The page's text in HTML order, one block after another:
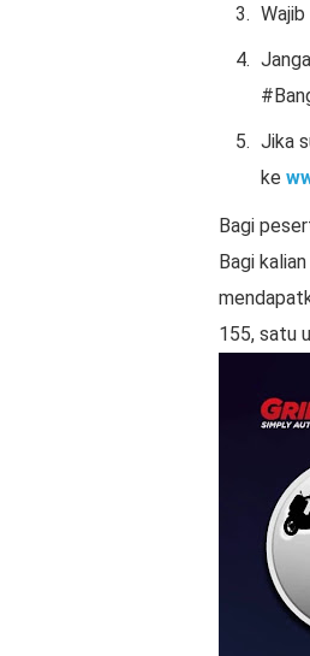
Jika
ke
Bagi
Bagi
155, satu